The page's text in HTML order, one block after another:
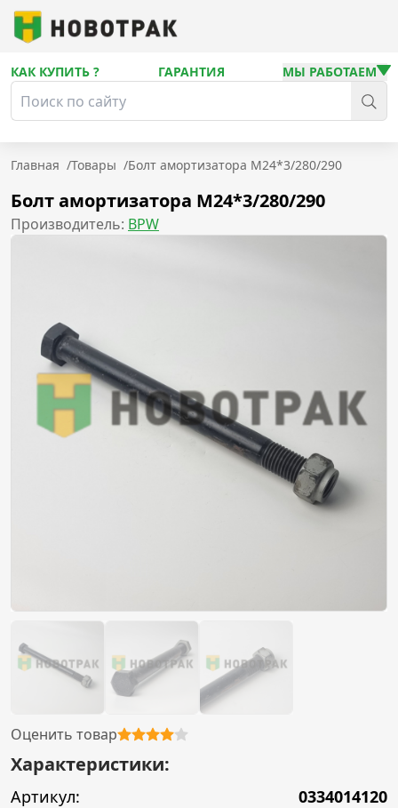
КАК КУПИТЬ ? ГАРАНТИЯ МЫ РАБОТАЕМ
Главная /Товары /Болт амортизатора M24*3/280/290
Болт амортизатора M24*3/280/290
Производитель: BPW
Оценить товар
Характеристики:
Артикул:
0334014120